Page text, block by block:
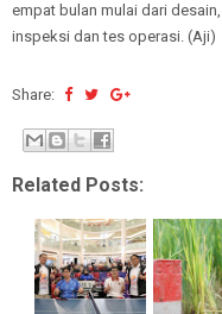
empat bulan mulai dari
inspeksi dan tes operasi. (Aji)
Share:
Related Posts: